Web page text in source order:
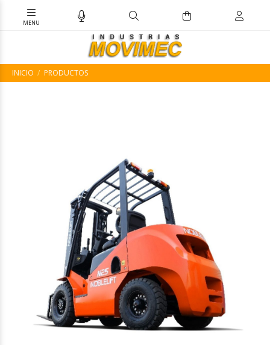
INICIO PRODUCTOS